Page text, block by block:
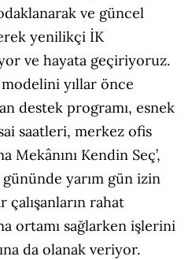
ve güncel
yenilikçi İK
ve hayata geçiriyoruz.
yıllar önce
destek programı, esnek
saatleri, merkez ofis
Mekânını Kendin Seç’,
gününde yarım gün izin
çalışanların rahat
ortamı sağlarken işlerini
da olanak veriyor.